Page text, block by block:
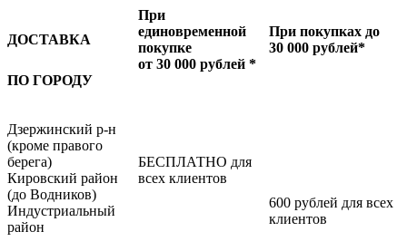
ДОСТАВКА
При
единовременной
покупке
от 30 000 рублей *
При покупках до
30 000 рублей*
ПО ГОРОДУ
Дзержинский р-н
(кроме правого
берега)
Кировский район
(до Водников)
Индустриальный
район
БЕСПЛАТНО для
всех клиентов
600 рублей для всех
клиентов